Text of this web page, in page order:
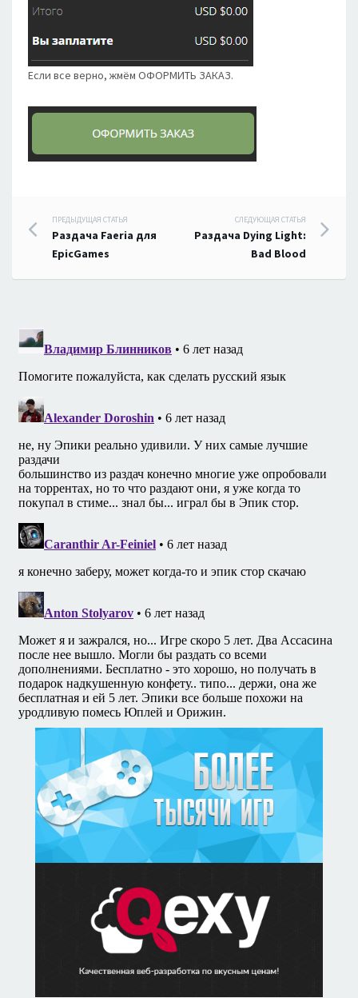
Если все верно, жмём ОФОРМИТЬ ЗАКАЗ.
Навигация
по
записям
ПРЕДЫДУЩАЯ СТАТЬЯ
Раздача Faeria для
EpicGames
СЛЕДУЮЩАЯ СТАТЬЯ
Раздача Dying Light:
Bad Blood